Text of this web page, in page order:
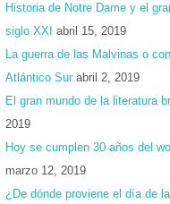
Historia de Notre Dame y el
siglo XXI abril 15, 2019
La guerra de las Malvinas o
Atlántico Sur abril 2, 2019
El gran mundo de la literatura
2019
Hoy se cumplen 30 años del
marzo 12, 2019
¿De dónde proviene el día de